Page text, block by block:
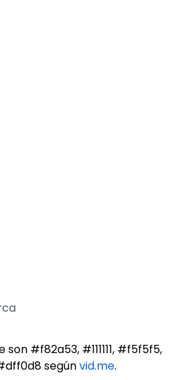
#f82a53, #111111, #f5f5f5,
segúnvid.me.